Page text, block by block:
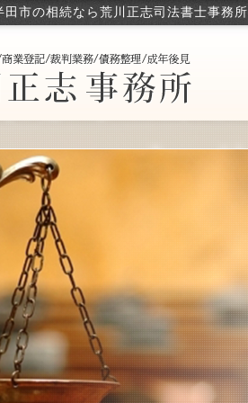
市の相続なら荒川正志司法書士事務所